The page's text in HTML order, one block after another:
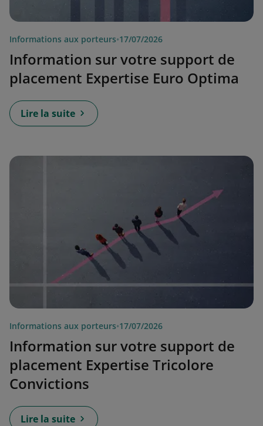
Informations aux porteurs•17/07/2026
Information sur votre support de
placement Expertise Euro Optima
Lire la suite
Informations aux porteurs•17/07/2026
Information sur votre support de
placement Expertise Tricolore
Convictions
Lire la suite